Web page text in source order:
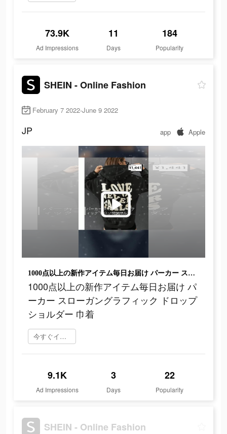
73.9K
Ad Impressions
11
Days
184
Popularity
SHEIN - Online Fashion
February 7 2022-June 9 2022
JP app Apple
1000点以上の新作アイテム毎日お届け パーカー スローガングラフィック ドロップショルダー 巾着
1000点以上の新作アイテム毎日お届け パ
ーカー スローガングラフィック ドロップ
ショルダー 巾着
今すぐインストール
9.1K
Ad Impressions
3
Days
22
Popularity
SHEIN - Online Fashion